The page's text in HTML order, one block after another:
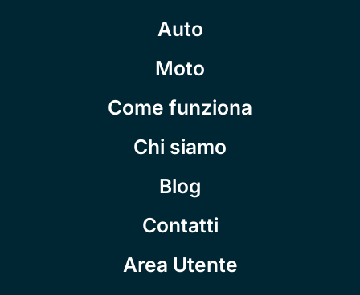
Auto
Moto
Come funziona
Chi siamo
Blog
Contatti
Area Utente